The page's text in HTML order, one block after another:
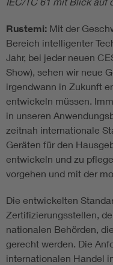
Rustemi: Mit der
Bereich intelligenter
Jahr, bei jeder neuen
Show), sehen wir neue
irgendwann in Zukunft
entwickeln müssen.
in unseren
zeitnah internationale
Geräten für den
entwickeln und zu
vorgehen und mit der
Die entwickelten
Zertifizierungsstellen,
nationalen Behörden,
gerecht werden. Die
internationalen Handel